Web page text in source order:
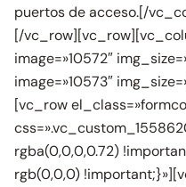
puertos de acceso.[/
[/
image=»10572″
image=»10573″
[vc_row
rgba(0,0,0,0.72)
rgb(0,0,0)